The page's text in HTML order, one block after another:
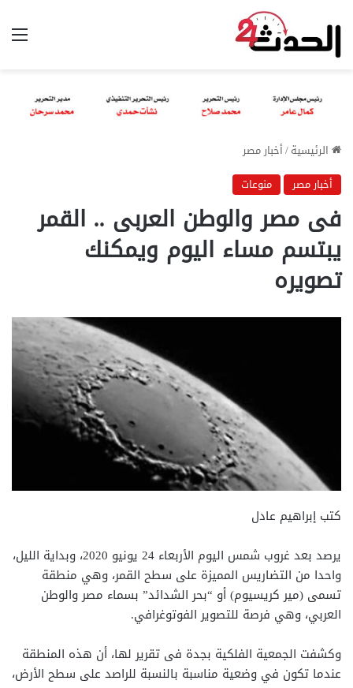
الرئيسية/أخبار مصر
أخبار مصر
منوعات
فى مصر والوطن العربى .. القمر
يبتسم مساء اليوم ويمكنك
تصويره
كتب إبراهيم عادل
يرصد بعد غروب شمس اليوم الأربعاء 24 يونيو 2020، وبداية الليل،
واحدا من التضاريس المميزة على سطح القمر، وهي منطقة
تسمى (مير كريسيوم) أو “بحر الشدائد” بسماء مصر والوطن
العربي، وهي فرصة للتصوير الفوتوغرافي.
وكشفت الجمعية الفلكية بجدة فى تقرير لها، أن هذه المنطقة
عندما تكون في وضعية مناسبة بالنسبة للراصد على سطح الأرض،